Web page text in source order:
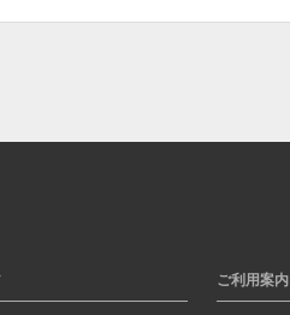
ご利用案内